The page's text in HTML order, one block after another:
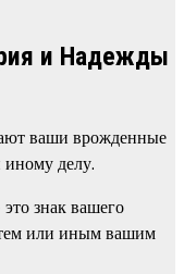
и Надежды
ваши врожденные
делу.
знак вашего
или иным вашим